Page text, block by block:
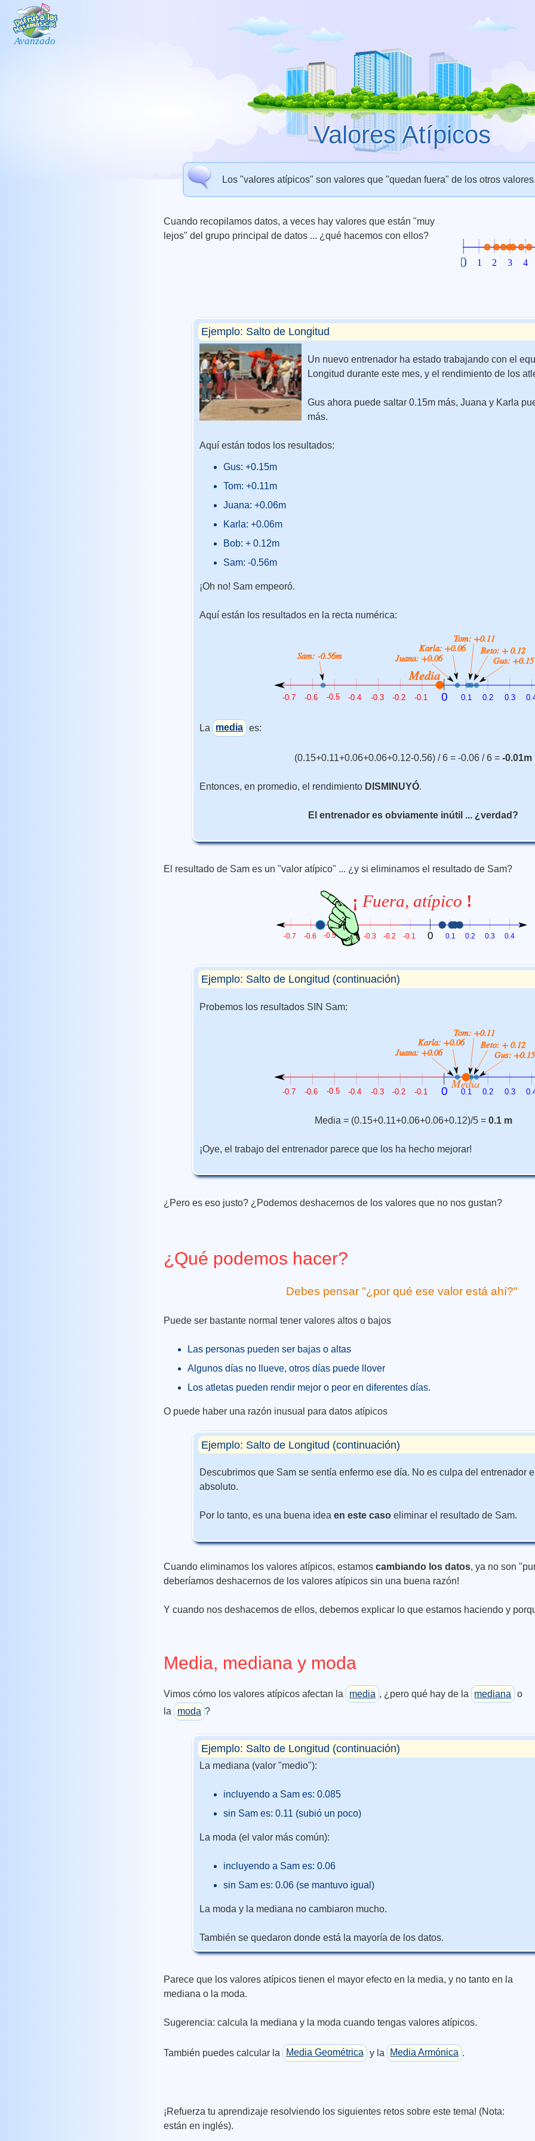
Valores Atípicos
Los "valores atípicos" son valores que "quedan fuera" de los otros
Cuando recopilamos datos, a veces hay valores que están "muy
lejos" del grupo principal de datos ... ¿qué hacemos con ellos?
Ejemplo: Salto de Longitud
Un nuevo entrenador ha estado trabajando con el
Longitud durante este mes, y el rendimiento de los
Gus ahora puede saltar 0.15m más, Juana y Karla
más.
Aquí están todos los resultados:
Gus: +0.15m
Tom: +0.11m
Juana: +0.06m
Karla: +0.06m
Bob: + 0.12m
Sam: -0.56m
¡Oh no! Sam empeoró.
Aquí están los resultados en la recta numérica:
La media es:
(0.15+0.11+0.06+0.06+0.12-0.56) / 6 = -0.06 / 6 =-0.01m
Entonces, en promedio, el rendimiento DISMINUYÓ.
El entrenador es obviamente inútil ... ¿verdad?
El resultado de Sam es un "valor atípico" ... ¿y si eliminamos el resultado de Sam?
Ejemplo: Salto de Longitud (continuación)
Probemos los resultados SIN Sam:
Media = (0.15+0.11+0.06+0.06+0.12)/5 = 0.1 m
¡Oye, el trabajo del entrenador parece que los ha hecho mejorar!
¿Pero es eso justo? ¿Podemos deshacernos de los valores que no nos gustan?
¿Qué podemos hacer?
Debes pensar "¿por qué ese valor está ahí?"
Puede ser bastante normal tener valores altos o bajos
Las personas pueden ser bajas o altas
Algunos días no llueve, otros días puede llover
Los atletas pueden rendir mejor o peor en diferentes días.
O puede haber una razón inusual para datos atípicos
Ejemplo: Salto de Longitud (continuación)
Descubrimos que Sam se sentía enfermo ese día. No es culpa del entrenador
absoluto.
Por lo tanto, es una buena idea en este casoeliminar el resultado de Sam.
Cuando eliminamos los valores atípicos, estamos cambiando los datos, ya no son
deberíamos deshacernos de los valores atípicos sin una buena razón!
Y cuando nos deshacemos de ellos, debemos explicar lo que estamos haciendo y
Media, mediana y moda
Vimos cómo los valores atípicos afectan la media , ¿pero qué hay de la mediana
o
la
moda ?
Ejemplo: Salto de Longitud (continuación)
La mediana (valor "medio"):
incluyendo a Sam es: 0.085
sin Sam es: 0.11 (subió un poco)
La moda (el valor más común):
incluyendo a Sam es: 0.06
sin Sam es: 0.06 (se mantuvo igual)
La moda y la mediana no cambiaron mucho.
También se quedaron donde está la mayoría de los datos.
Parece que los valores atípicos tienen el mayor efecto en la media, y no tanto en la
mediana o la moda.
Sugerencia: calcula la mediana y la moda cuando tengas valores atípicos.
También puedes calcular la Media Geométrica y la Media Armónica
¡Refuerza tu aprendizaje resolviendo los siguientes retos sobre este tema! (Nota:
están en inglés).